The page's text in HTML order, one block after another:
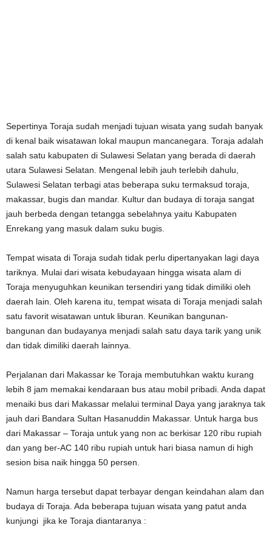
Sepertinya Toraja sudah menjadi tujuan wisata yang sudah banyak
di kenal baik wisatawan lokal maupun mancanegara. Toraja adalah
salah satu kabupaten di Sulawesi Selatan yang berada di daerah
utara Sulawesi Selatan. Mengenal lebih jauh terlebih dahulu,
Sulawesi Selatan terbagi atas beberapa suku termaksud toraja,
makassar, bugis dan mandar. Kultur dan budaya di toraja sangat
jauh berbeda dengan tetangga sebelahnya yaitu Kabupaten
Enrekang yang masuk dalam suku bugis.
Tempat wisata di Toraja sudah tidak perlu dipertanyakan lagi daya
tariknya. Mulai dari wisata kebudayaan hingga wisata alam di
Toraja menyuguhkan keunikan tersendiri yang tidak dimiliki oleh
daerah lain. Oleh karena itu, tempat wisata di Toraja menjadi salah
satu favorit wisatawan untuk liburan. Keunikan bangunan-
bangunan dan budayanya menjadi salah satu daya tarik yang unik
dan tidak dimiliki daerah lainnya.
Perjalanan dari Makassar ke Toraja membutuhkan waktu kurang
lebih 8 jam memakai kendaraan bus atau mobil pribadi. Anda dapat
menaiki bus dari Makassar melalui terminal Daya yang jaraknya tak
jauh dari Bandara Sultan Hasanuddin Makassar. Untuk harga bus
dari Makassar – Toraja untuk yang non ac berkisar 120 ribu rupiah
dan yang ber-AC 140 ribu rupiah untuk hari biasa namun di high
sesion bisa naik hingga 50 persen.
Namun harga tersebut dapat terbayar dengan keindahan alam dan
budaya di Toraja. Ada beberapa tujuan wisata yang patut anda
kunjungi jika ke Toraja diantaranya :